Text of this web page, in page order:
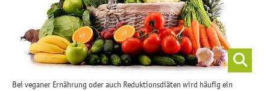
Bei veganer Ernährung oder auch Reduktionsdiäten wird häufig ein